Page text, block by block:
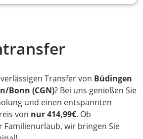
Transfer von Büdingen
Bonn (CGN)? Bei uns genießen Sie
und einen entspannten
von nur 414,99€. Ob
Familienurlaub, wir bringen Sie